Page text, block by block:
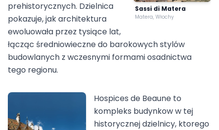
Sassi di Matera
Matera, Włochy
prehistorycznych. Dzielnica
pokazuje, jak architektura
ewoluowała przez tysiące lat,
łącząc średniowieczne do barokowych stylów
budowlanych z wczesnymi formami osadnictwa
tego regionu.
Hospices de Beaune to
kompleks budynkow w tej
historycznej dzielnicy, ktorego